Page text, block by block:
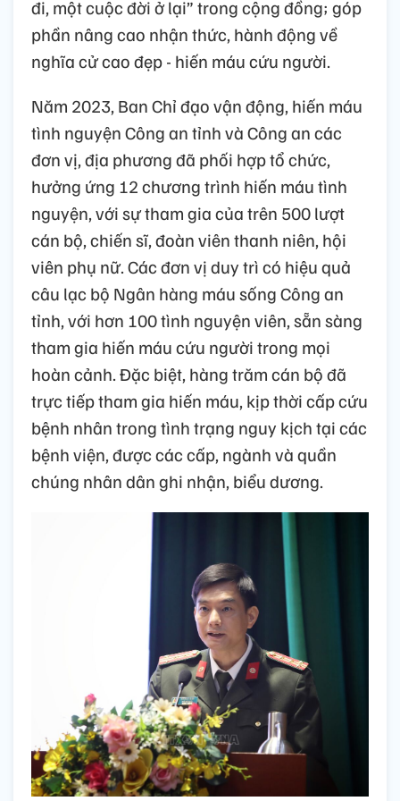
đi, một cuộc đời ở lại” trong cộng đồng; góp
phần nâng cao nhận thức, hành động về
nghĩa cử cao đẹp - hiến máu cứu người.
Năm 2023, Ban Chỉ đạo vận động, hiến máu
tình nguyện Công an tỉnh và Công an các
đơn vị, địa phương đã phối hợp tổ chức,
hưởng ứng 12 chương trình hiến máu tình
nguyện, với sự tham gia của trên 500 lượt
cán bộ, chiến sĩ, đoàn viên thanh niên, hội
viên phụ nữ. Các đơn vị duy trì có hiệu quả
câu lạc bộ Ngân hàng máu sống Công an
tỉnh, với hơn 100 tình nguyện viên, sẵn sàng
tham gia hiến máu cứu người trong mọi
hoàn cảnh. Đặc biệt, hàng trăm cán bộ đã
trực tiếp tham gia hiến máu, kịp thời cấp cứu
bệnh nhân trong tình trạng nguy kịch tại các
bệnh viện, được các cấp, ngành và quần
chúng nhân dân ghi nhận, biểu dương.